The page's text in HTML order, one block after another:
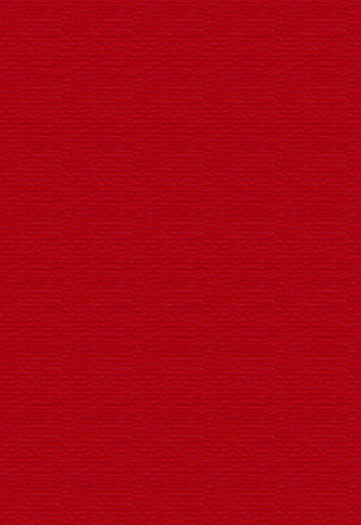
LED发光支架新款中国结
LED转动广告发光灯笼